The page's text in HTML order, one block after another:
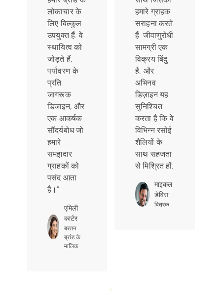
लोकाचार के
लिए बिल्कुल
उपयुक्त हैं. वे
स्थायित्व को
जोड़ते हैं,
पर्यावरण के
प्रति
जागरूक
डिजाइन, और
एक आकर्षक
सौंदर्यबोध जो
हमारे
समझदार
ग्राहकों को
पसंद आता
है।”
एमिली
कार्टर
बरतन
ब्रांड के
मालिक
हमारे ग्राहक
सराहना करते
हैं. जीवाणुरोधी
सामग्री एक
विक्रय बिंदु
है, और
अभिनव
डिज़ाइन यह
सुनिश्चित
करता है कि वे
विभिन्न रसोई
शैलियों के
साथ सहजता
से मिश्रित हों.
माइकल
डेविस
वितरक